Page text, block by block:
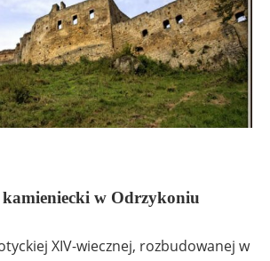
w Odrzykoniu
XIV-wiecznej, rozbudowanej w